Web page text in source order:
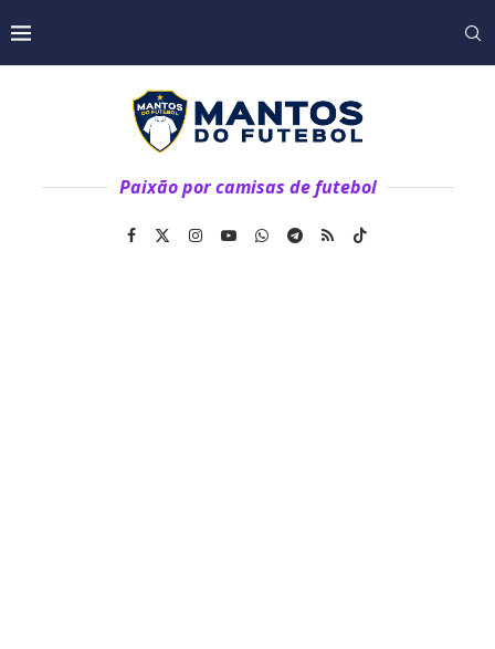
Paixão por camisas de futebol